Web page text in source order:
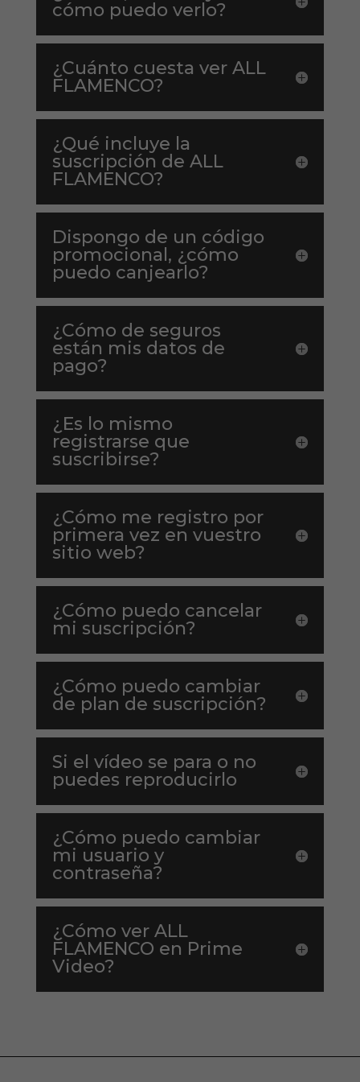
cómo puedo verlo?
¿Cuánto cuesta ver ALL
FLAMENCO?
¿Qué incluye la
suscripción de ALL
FLAMENCO?
Dispongo de un código
promocional, ¿cómo
puedo canjearlo?
¿Cómo de seguros
están mis datos de
pago?
¿Es lo mismo
registrarse que
suscribirse?
¿Cómo me registro por
primera vez en vuestro
sitio web?
¿Cómo puedo cancelar
mi suscripción?
¿Cómo puedo cambiar
de plan de suscripción?
Si el vídeo se para o no
puedes reproducirlo
¿Cómo puedo cambiar
mi usuario y
contraseña?
¿Cómo ver ALL
FLAMENCO en Prime
Video?